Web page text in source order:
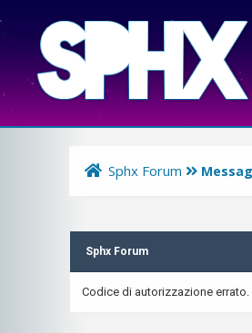
Sphx Forum
Sphx Forum
Codice di autorizzazione